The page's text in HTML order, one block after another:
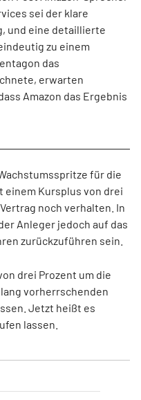
sei der klare
und eine detaillierte
zu einem
das
erwarten
Amazon das Ergebnis
für die
einem Kursplus von drei
noch verhalten. In
Anleger jedoch auf das
zurückzuführen sein.
drei Prozent um die
vorherrschenden
Jetzt heißt es
lassen.